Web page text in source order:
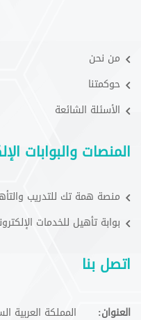
من نحن
حوكمتنا
الأسئلة الشائعة
المنصات والبوابات
منصة همة تك للتدريب
بوابة تأهيل للخدمات
اتصل بنا
العنوان: المملكة العربية